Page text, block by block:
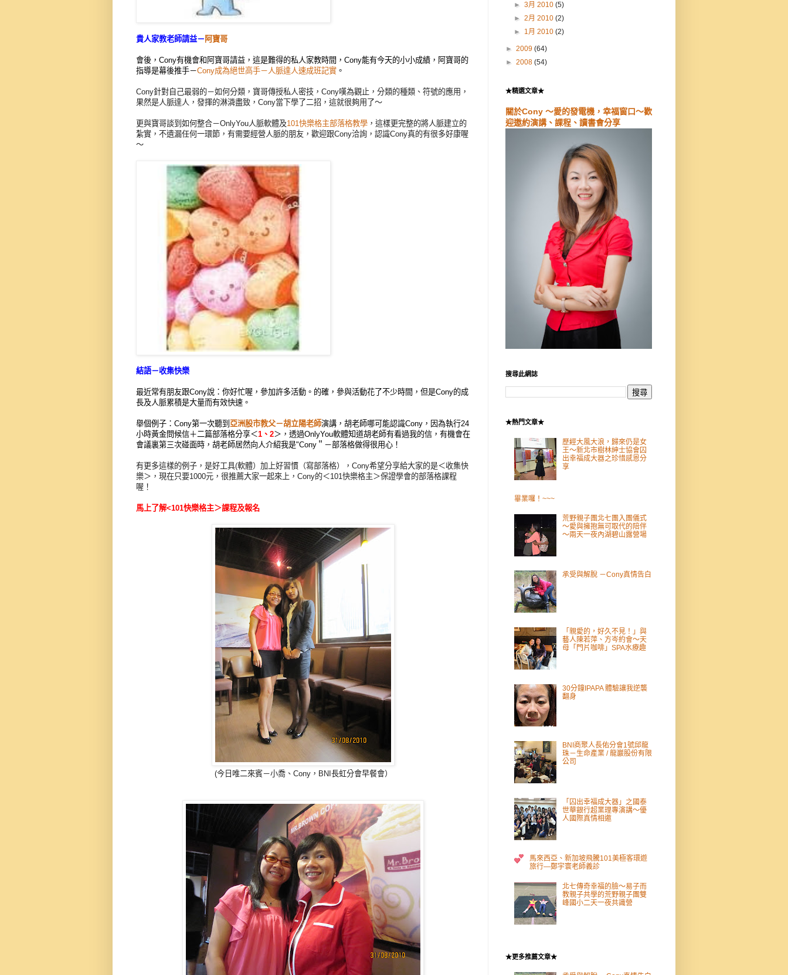
貴人家教老師請益－ 阿寶哥
會後，Cony有機會和阿寶哥請益，這是難得的私人家教時間，Cony能有今天的小小成績，阿寶哥的
指導是幕後推手－Cony成為絕世高手－人脈達人速成班記實 。
Cony針對自己最弱的－如何分類，寶哥傳授私人密技，Cony嘆為觀止，分類的種類、符號的應用，
果然是人脈達人，發揮的淋潾盡致，Cony當下學了二招，這就很夠用了～
更與寶哥談到如何整合－OnlyYou人脈軟體及101快樂格主部落格教學 ，這樣更完整的將人脈建立的
紮實，不遺漏任何一環節，有需要經營人脈的朋友，歡迎跟Cony洽詢，認識Cony真的有很多好康喔
～
結語－收集快樂
最近常有朋友跟Cony說：你好忙喔，參加許多活動。的確，參與活動花了不少時間，但是Cony的成
長及人脈累積是大量而有效快速。
舉個例子：Cony第一次聽到 亞洲股市教父－胡立陽老師演講，胡老師哪可能認識Cony，因為執行24
小時黃金問候信＋二篇部落格分享＜1 、 2＞，透過OnlyYou軟體知道胡老師有看過我的信，有機會在
會議裏第三次碰面時，胡老師居然向人介紹我是"Cony＂－部落格做得很用心！
有更多這樣的例子，是好工具(軟體）加上好習慣（寫部落格），Cony希望分享給大家的是＜收集快
樂＞，現在只要1000元，很推薦大家一起來上，Cony的＜101快樂格主＞保證學會的部落格課程
喔！
馬上了解<101快樂格主＞課程及報名
(今日唯二來賓－小喬、Cony，BNI長虹分會早餐會）
►3月 2010(5)
►2月 2010(2)
► 1月 2010(2)
► 2009 (64)
► 2008 (54)
★精選文章★
關於Cony ～愛的發電機，幸福窗口～歡
迎邀約演講、課程、讀書會分享
搜尋此網誌
★熱門文章★
歷經大風大浪，歸來仍是女
王～新北市樹林紳士協會囚
出幸福成大器之珍惜感恩分
享
畢業囉！~~~
荒野親子團北七團入團儀式
～愛與擁抱無可取代的陪伴
～兩天一夜內湖碧山露營場
承受與解脫 －Cony真情告白
「親愛的，好久不見！」與
藝人陳若萍、方岑約會～天
母「門片咖啡」SPA水療趣
30分鐘IPAPA 體驗讓我逆襲
翻身
BNI商聚人長佑分會1號邱龍
珠－生命產業 / 龍巖股份有限
公司
「囚出幸福成大器」之國泰
世華銀行超業理專演講～優
人國際真情相邀
馬來西亞、新加坡飛騰101美極客環遊
旅行—鄭宇寰老師義診
北七傳奇幸福的臉～易子而
教親子共學的荒野親子團雙
峰國小二天一夜共識營
★更多推薦文章★